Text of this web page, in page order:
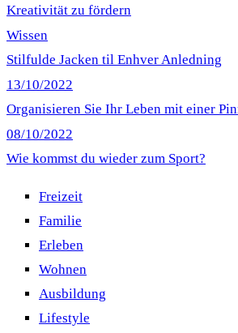
Kreativität zu fördern
Wissen
Stilfulde Jacken til Enhver Anledning
13/10/2022
Organisieren Sie Ihr Leben mit einer
08/10/2022
Wie kommst du wieder zum Sport?
Freizeit
Familie
Erleben
Wohnen
Ausbildung
Lifestyle